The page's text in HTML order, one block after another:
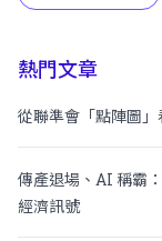
熱門文章
從聯準會「點陣圖
傳產退場、AI 稱霸
經濟訊號